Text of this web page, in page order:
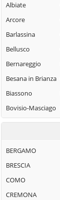
Albiate
Arcore
Barlassina
Bellusco
Bernareggio
Besana in Brianza
Biassono
Bovisio-Masciago
Briosco
Burago di
Molgora
Busnago
Camparada
BERGAMO
BRESCIA
COMO
CREMONA